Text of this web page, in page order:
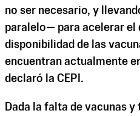
no ser necesario, y
paralelo— para acelerar el
disponibilidad de las
encuentran actualmente
declaró la CEPI.
Dada la falta de vacunas